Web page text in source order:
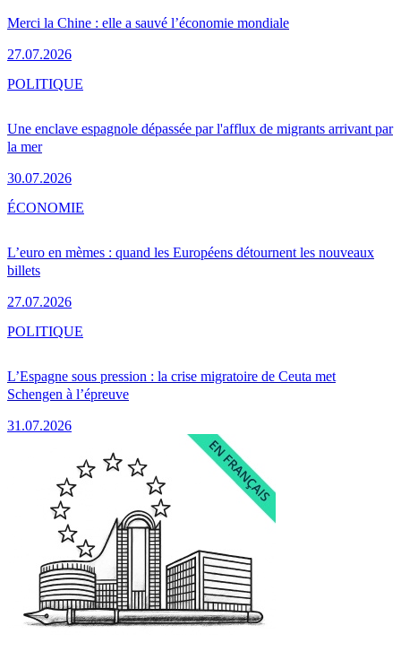
Merci la Chine : elle a sauvé l’économie mondiale
27.07.2026
Une enclave espagnole dépassée par l'afflux de migrants arrivant par
la mer
30.07.2026
POLITIQUE
L’euro en mèmes : quand les Européens détournent les nouveaux
billets
27.07.2026
ÉCONOMIE
L’Espagne sous pression : la crise migratoire de Ceuta met
Schengen à l’épreuve
31.07.2026
POLITIQUE